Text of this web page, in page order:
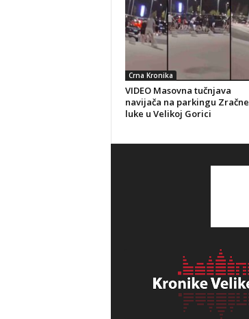
Crna Kronika
VIDEO Masovna tučnjava
navijača na parkingu Zračne
luke u Velikoj Gorici